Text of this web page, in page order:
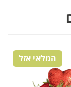
המלאי אזל